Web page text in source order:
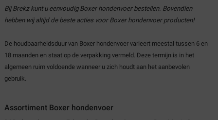
Bij Brekz kunt u eenvoudig Boxer hondenvoer bestellen. Bovendien
hebben wij altijd de beste acties voor Boxer hondenvoer producten!
De houdbaarheidsduur van Boxer hondenvoer varieert meestal tussen 6 en
18 maanden en staat op de verpakking vermeld. Deze termijn is in het
algemeen ruim voldoende wanneer u zich houdt aan het aanbevolen
gebruik.
Assortiment Boxer hondenvoer